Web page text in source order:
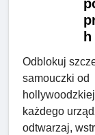
h
Odblokuj
samouczki od
każdego
odtwarzaj,